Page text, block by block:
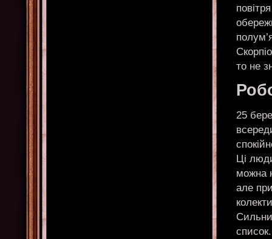
то не
25
Ці
можна
але